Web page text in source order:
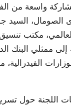
واسعة من
الصومال، السيد
مكتب
إلى ممثلي البنك